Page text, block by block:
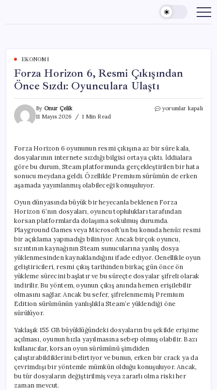
content
EKONOMI
Forza Horizon 6, Resmi Çıkışından
Önce Sızdı: Oyunculara Ulaştı
By Onur Çelik
11 Mayıs 2026
1 Min Read
Forza
Önce
Sızdı:
Oyunculara
Ulaştı
yorumlar kapalı
Forza Horizon 6 oyununun resmi çıkışına az bir süre kala,
dosyalarının internete sızdığı bilgisi ortaya çıktı. İddialara
göre bu durum, Steam platformunda gerçekleştirilen bir hata
sonucu meydana geldi. Özellikle Premium sürümün de erken
aşamada yayımlanmış olabileceği konuşuluyor.
Oyun dünyasında büyük bir heyecanla beklenen Forza
Horizon 6’nın dosyaları, oyuncu toplulukları tarafından
korsan platformlarda dolaşıma sokulmuş durumda.
Playground Games veya Microsoft’un bu konuda henüz resmi
bir açıklama yapmadığı biliniyor. Ancak birçok oyuncu,
sızıntının kaynağının Steam sunucularına yanlış dosya
yüklenmesinden kaynaklandığını ifade ediyor. Genellikle oyun
geliştiricileri, resmi çıkış tarihinden birkaç gün önce ön
yükleme sürecini başlatır ve bu süreçte dosyalar şifreli olarak
indirilir. Bu yöntem, oyunun çıkış anında hemen erişilebilir
olmasını sağlar. Ancak bu sefer, şifrelenmemiş Premium
Edition sürümünün yanlışlıkla Steam’e yüklendiği öne
sürülüyor.
Yaklaşık 155 GB büyüklüğündeki dosyaların bu şekilde erişime
açılması, oyunun hızla yayılmasına sebep olmuş olabilir. Bazı
kullanıcılar, korsan oyun sürümünü şimdiden
çalıştırabildiklerini belirtiyor ve bunun, erken bir crack ya da
çevrimdışı bir yöntemle mümkün olduğu konuşuluyor. Ancak,
bu tür dosyaların değiştirilmiş veya zararlı olma riski her
zaman mevcut.